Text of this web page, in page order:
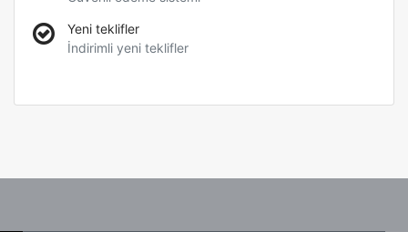
Yeni teklifler
İndirimli yeni teklifler